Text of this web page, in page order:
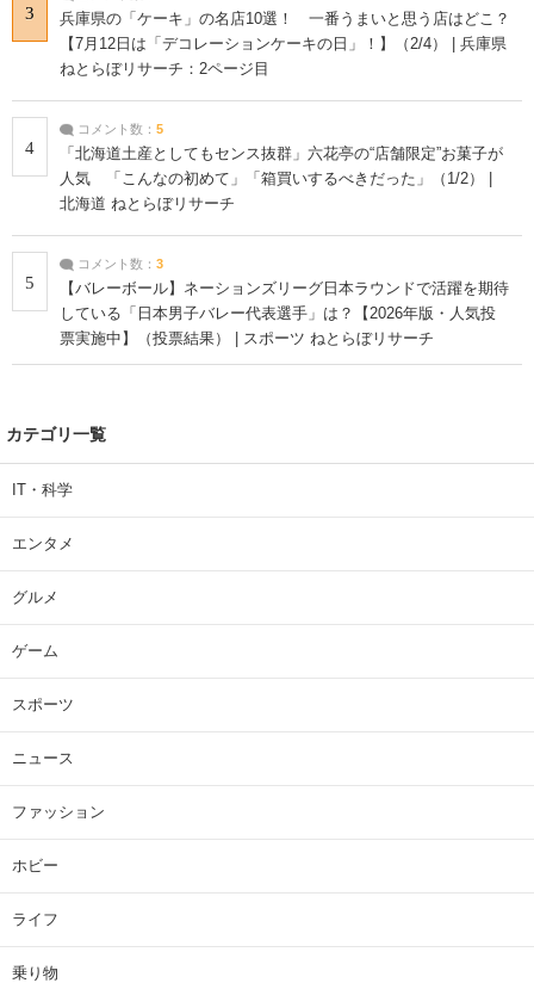
3
兵庫県の「ケーキ」の名店10選！ 一番うまいと思う店はどこ？
【7月12日は「デコレーションケーキの日」！】（2/4） | 兵庫県
ねとらぼリサーチ：2ページ目
4
コメント数： 5
「北海道土産としてもセンス抜群」六花亭の“店舗限定”お菓子が
人気 「こんなの初めて」「箱買いするべきだった」（1/2） |
北海道 ねとらぼリサーチ
5
コメント数： 3
【バレーボール】ネーションズリーグ日本ラウンドで活躍を期待
している「日本男子バレー代表選手」は？【2026年版・人気投
票実施中】（投票結果） | スポーツ ねとらぼリサーチ
カテゴリ一覧
IT・科学
エンタメ
グルメ
ゲーム
スポーツ
ニュース
ファッション
ホビー
ライフ
乗り物